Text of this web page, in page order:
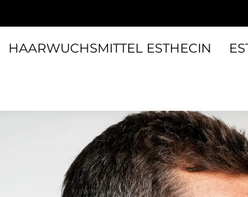
HAARWUCHSMITTEL ESTHECIN